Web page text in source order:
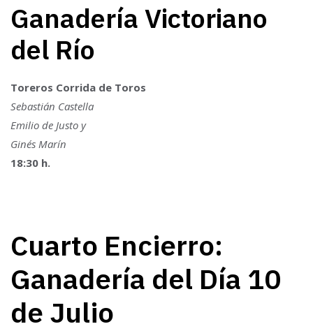
Ganadería Victoriano
del Río
Toreros Corrida de Toros
Sebastián Castella
Emilio de Justo y
Ginés Marín
18:30 h.
Cuarto Encierro:
Ganadería del Día 10
de Julio